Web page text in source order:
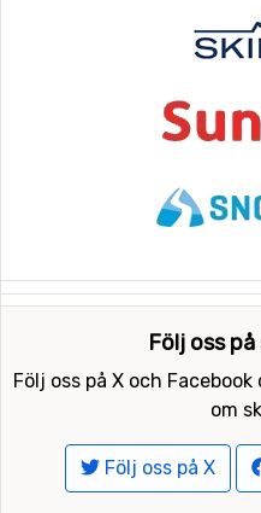
Följ oss
Följ oss på X och
om
Följ oss på X